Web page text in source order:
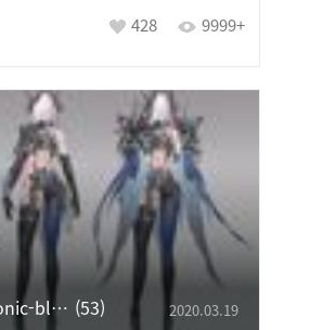
428 9999+
[아바타] 암살자Demonic-blue Evil 53 2020.03.19